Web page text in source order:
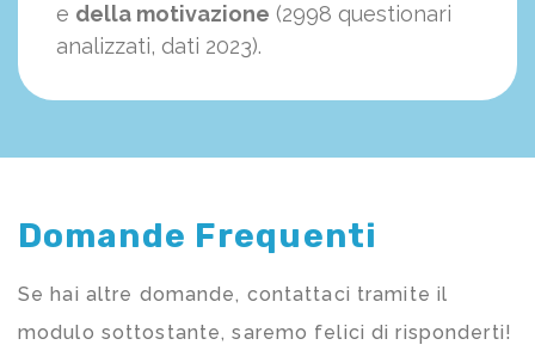
e della motivazione (2998 questionari
analizzati, dati 2023).
Domande Frequenti
Se hai altre domande, contattaci tramite il
modulo sottostante, saremo felici di risponderti!